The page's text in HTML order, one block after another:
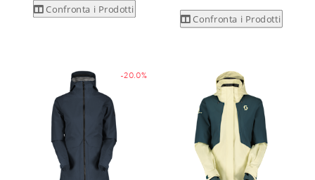
Confronta i Prodotti
Confronta i Prodotti
-20.0%